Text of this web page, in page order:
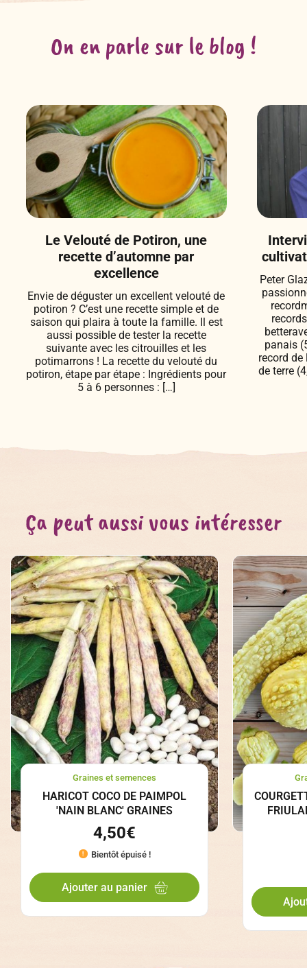
On en parle sur le blog !
Le Velouté de Potiron, une
recette d’automne par
excellence
Envie de déguster un excellent velouté de
potiron ? C’est une recette simple et de
saison qui plaira à toute la famille. Il est
aussi possible de tester la recette
suivante avec les citrouilles et les
potimarrons ! La recette du velouté du
potiron, étape par étape : Ingrédients pour
5 à 6 personnes : […]
Peter
panais
record de
de terre
Ça peut aussi vous intéresser
Graines et semences
HARICOT COCO DE PAIMPOL
'NAIN BLANC' GRAINES
4,50€
Bientôt épuisé !
Ajouter au panier